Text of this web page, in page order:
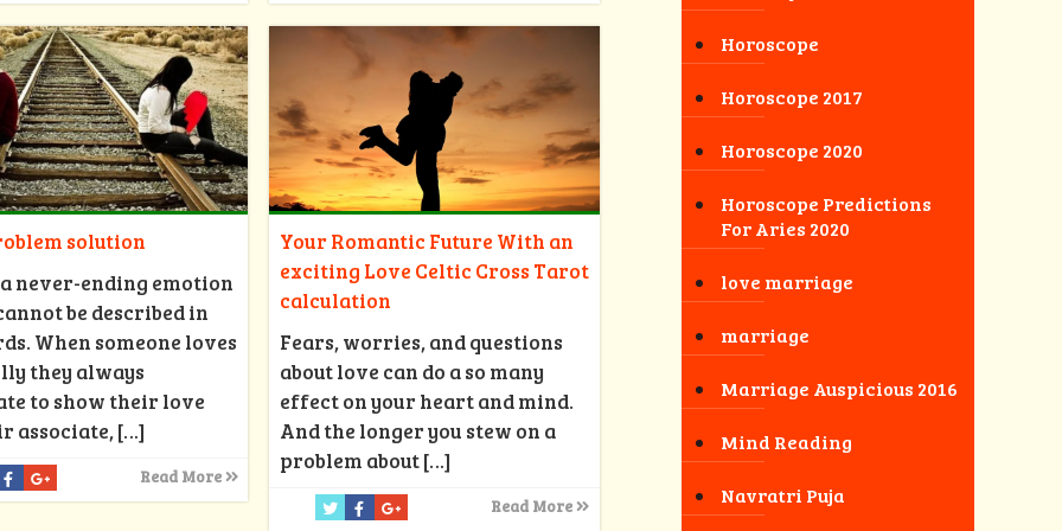
solution
never-ending emotion
be described in
When someone loves
they always
to show their love
associate,[…]
Read More
Your Romantic Future With an
exciting Love Celtic Cross Tarot
calculation
Fears, worries, and questions
about love can do a so many
effect on your heart and mind.
And the longer you stew on a
problem about[…]
Read More
Horoscope
Horoscope 2017
Horoscope 2020
Horoscope Predictions
For Aries 2020
love marriage
marriage
Marriage Auspicious 2016
Mind Reading
Navratri Puja